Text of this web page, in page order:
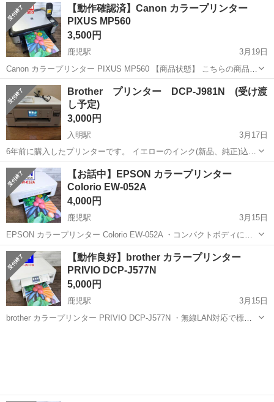
に表示されています ✅ 印刷結果に関しましては画像4.5枚目をご参...
【動作確認済】Canon カラープリンター
PIXUS MP560
3,500円
鹿児駅
3月19日
Canon カラープリンター PIXUS MP560 【商品状態】 こちらの商品は
中古品です ✅ 使用に伴う細かいキズ等がございます ✅ 液晶はキレイ
に表示されています ✅ 印刷結果に関しましては画像5枚目をご参照
下...
高知 南国市 プリンター
Brother プリンター DCP-J981N (受け渡
し予定)
3,000円
入明駅
3月17日
6年前に購入したプリンターです。 イエローのインク(新品、純正)込み
でお渡しします。 中古品であることをご理解の上、購入ください。
高知 高知市 入明駅 プリンター Brother
【お話中】EPSON カラープリンター
Colorio EW-052A
4,000円
鹿児駅
3月15日
EPSON カラープリンター Colorio EW-052A ・コンパクトボディに必
要な基本機能を搭載した、A4・コピー・スキャン対応プリンター。直
感的な操作で使いこなせるシンプルモデル ・無線LANに対応し置き場
所を選...
高知 南国市 鹿児駅 プリンター
【動作良好】brother カラープリンター
PRIVIO DCP-J577N
5,000円
鹿児駅
3月15日
brother カラープリンター PRIVIO DCP-J577N ・無線LAN対応で標準